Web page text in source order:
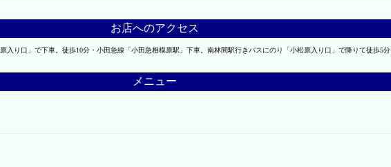
お店へのアクセス
り口」で下車。徒歩10分・小田急線「小田急相模原駅」下車。南林間駅行きバスにのり「小松原入り口」で降りて徒歩5分
メニュー